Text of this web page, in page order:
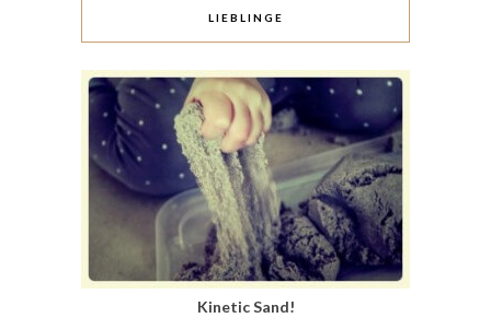
LIEBLINGE
Kinetic Sand!